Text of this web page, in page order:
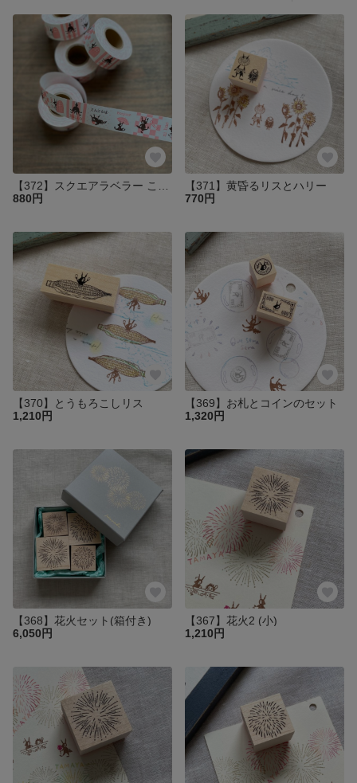
880円
【371】黄昏るリスとハリー
770円
【370】とうもろこしリス
1,210円
【369】お札とコインのセット
1,320円
【368】花火セット(箱付き)
6,050円
【367】花火2 (小)
1,210円